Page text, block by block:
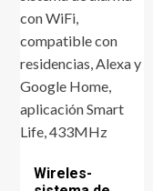
Wireles-